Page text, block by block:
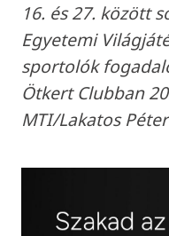
16. és 27. között
Egyetemi
sportolók
Ötkert Clubban
MTI/Lakatos Péter